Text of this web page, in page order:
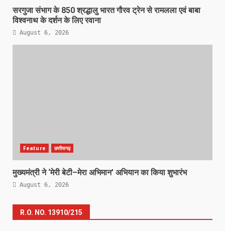
सरगुजा संभाग के 850 श्रद्धालु भारत गौरव ट्रेन से रामलला एवं बाबा
विश्वनाथ के दर्शन के लिए रवाना
August 6, 2026
Feature छत्तीसगढ़
मुख्यमंत्री ने ‘मेरी बेटी–मेरा अभिमान’ अभियान का किया शुभारंभ
August 6, 2026
R.O. NO. 13910/215